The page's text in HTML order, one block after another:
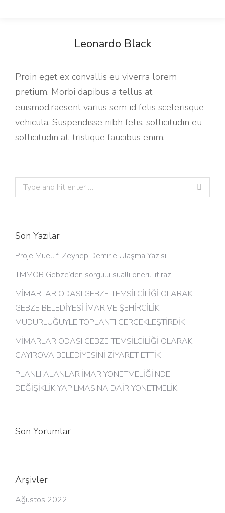
Leonardo Black
Proin eget ex convallis eu viverra lorem
pretium. Morbi dapibus a tellus at
euismod.raesent varius sem id felis scelerisque
vehicula. Suspendisse nibh felis, sollicitudin eu
sollicitudin at, tristique faucibus enim.
Son Yazılar
Proje Müellifi Zeynep Demir’e Ulaşma Yazısı
TMMOB Gebze’den sorgulu sualli önerili itiraz
MİMARLAR ODASI GEBZE TEMSİLCİLİĞİ OLARAK
GEBZE BELEDİYESİ İMAR VE ŞEHİRCİLİK
MÜDÜRLÜĞÜYLE TOPLANTI GERÇEKLEŞTİRDİK
MİMARLAR ODASI GEBZE TEMSİLCİLİĞİ OLARAK
ÇAYIROVA BELEDİYESİNİ ZİYARET ETTİK
PLANLI ALANLAR İMAR YÖNETMELİĞİ’NDE
DEĞİŞİKLİK YAPILMASINA DAİR YÖNETMELİK
Son Yorumlar
Arşivler
Ağustos 2022